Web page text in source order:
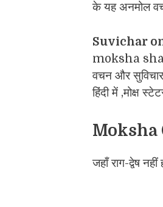
के यह अनमोल
Suvichar
moksha
वचन और सुविचार
हिंदी में ,मोक्ष
जहाँ राग-द्वेष नहीं